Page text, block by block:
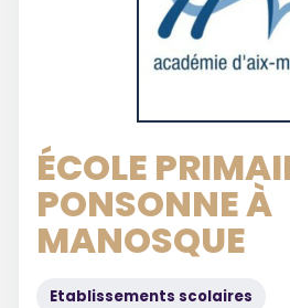
ÉCOLE
PONSONNE À
MANOSQUE
Etablissements scolaires